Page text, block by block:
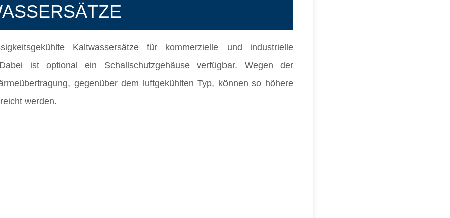
Kaltwassersätze für kommerzielle und industrielle
ist optional ein Schallschutzgehäuse verfügbar. Wegen der
gegenüber dem luftgekühlten Typ, können so höhere
werden.